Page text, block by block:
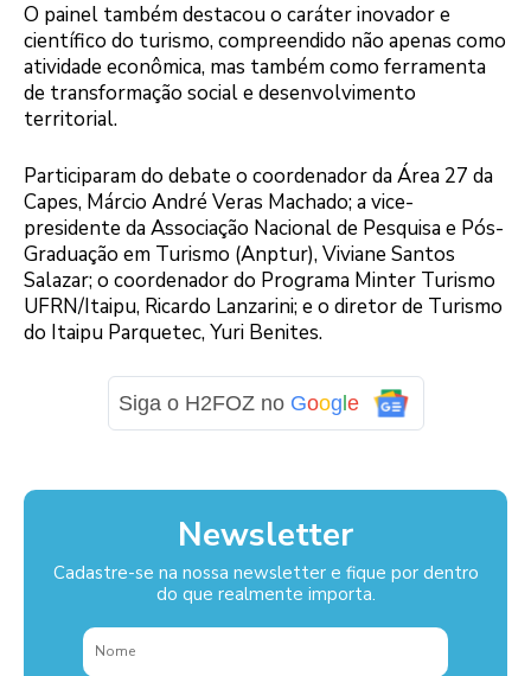
O painel também destacou o caráter inovador e
científico do turismo, compreendido não apenas como
atividade econômica, mas também como ferramenta
de transformação social e desenvolvimento
territorial.
Participaram do debate o coordenador da Área 27 da
Capes, Márcio André Veras Machado; a vice-
presidente da Associação Nacional de Pesquisa e Pós-
Graduação em Turismo (Anptur), Viviane Santos
Salazar; o coordenador do Programa Minter Turismo
UFRN/Itaipu, Ricardo Lanzarini; e o diretor de Turismo
do Itaipu Parquetec, Yuri Benites.
Siga o H2FOZ no Goog e
Newsletter
Cadastre-se na nossa newsletter e fique por dentro
do que realmente importa.